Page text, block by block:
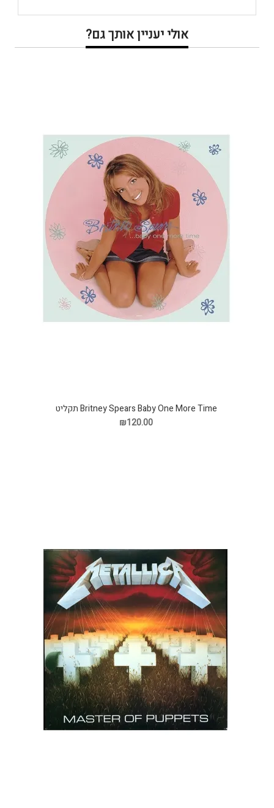
אולי יעניין אותך גם?
Britney Spears Baby One More Time תקליט
₪120.00